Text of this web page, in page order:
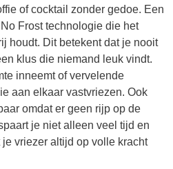
of cocktail zonder gedoe. Een
Frost technologie die het
houdt. Dit betekent dat je nooit
klus die niemand leuk vindt.
inneemt of vervelende
aan elkaar vastvriezen. Ook
omdat er geen rijp op de
je niet alleen veel tijd en
vriezer altijd op volle kracht